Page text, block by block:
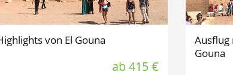
von El Gouna
ab 415 €
Ausflug
Gouna